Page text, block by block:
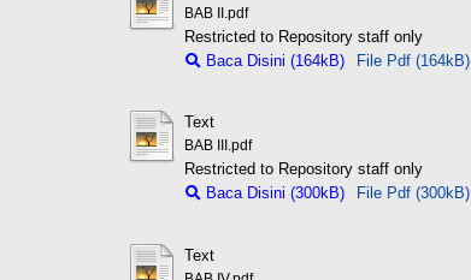
BAB II.pdf
Restricted to Repository staff only
Baca Disini (164kB)
File Pdf (164kB)
Text
BAB III.pdf
Restricted to Repository staff only
Baca Disini (300kB)
File Pdf (300kB)
Text